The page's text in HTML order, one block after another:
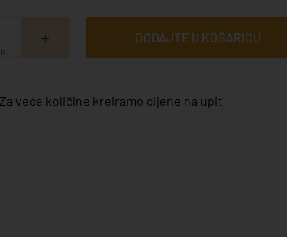
DODAJTE U KOŠARICU
Za veće količine kreiramo cijene na upit